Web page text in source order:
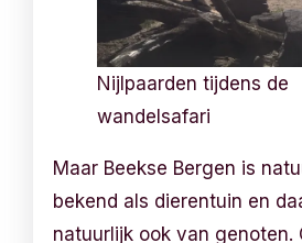
Nijlpaarden tijdens de
wandelsafari
Maar Beekse Bergen is
bekend als dierentuin en
natuurlijk ook van genoten.